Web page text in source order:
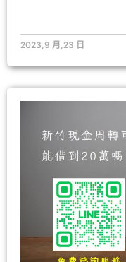
2023,9 月,23 日